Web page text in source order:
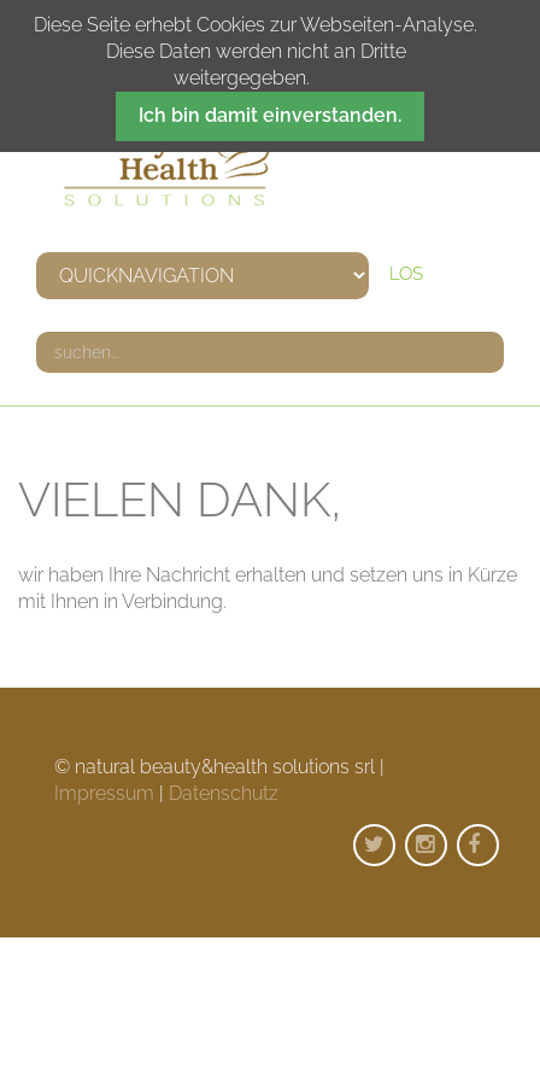
LOS
VIELEN DANK,
wir haben Ihre Nachricht erhalten und setzen uns in Kürze
mit Ihnen in Verbindung.
© natural beauty&health solutions srl |
Impressum | Datenschutz
Diese Seite erhebt Cookies zur Webseiten-Analyse.
Diese Daten werden nicht an Dritte
weitergegeben.
Ich bin damit einverstanden.